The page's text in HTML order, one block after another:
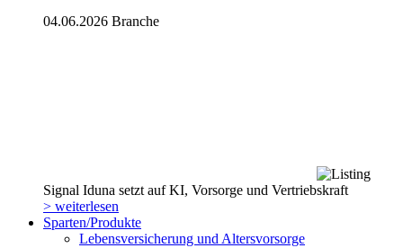
04.06.2026 Branche
Signal Iduna setzt auf KI, Vorsorge und Vertriebskraft
> weiterlesen
Sparten/Produkte
Lebensversicherung und Altersvorsorge